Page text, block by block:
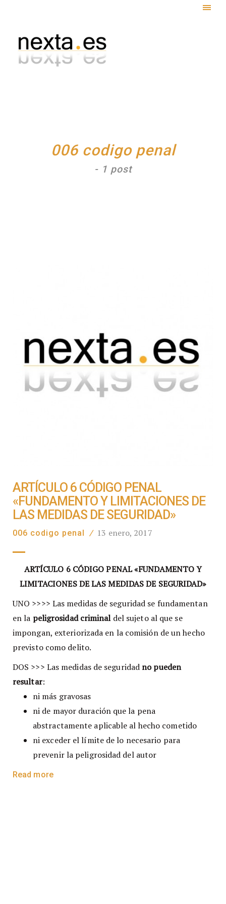
006 codigo penal
- 1 post
ARTÍCULO 6 CÓDIGO PENAL
«FUNDAMENTO Y LIMITACIONES DE
LAS MEDIDAS DE SEGURIDAD»
006 codigo penal / 13 enero, 2017
ARTÍCULO 6 CÓDIGO PENAL «FUNDAMENTO Y
LIMITACIONES DE LAS MEDIDAS DE SEGURIDAD»
UNO >>>> Las medidas de seguridad se fundamentan
en la peligrosidad criminaldel sujeto al que se
impongan, exteriorizada en la comisión de un hecho
previsto como delito.
DOS >>> Las medidas de seguridad no pueden
resultar:
ni más gravosas
ni de mayor duración que la pena
abstractamente aplicable al hecho cometido
ni exceder el límite de lo necesario para
prevenir la peligrosidad del autor
Read more